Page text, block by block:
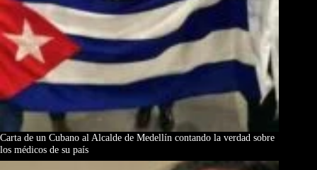
Carta de un Cubano al Alcalde de Medellín contando la verdad sobre
los médicos de su país